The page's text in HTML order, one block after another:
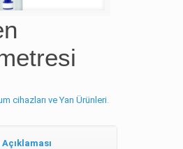
cihazları ve Yan Ürünleri.